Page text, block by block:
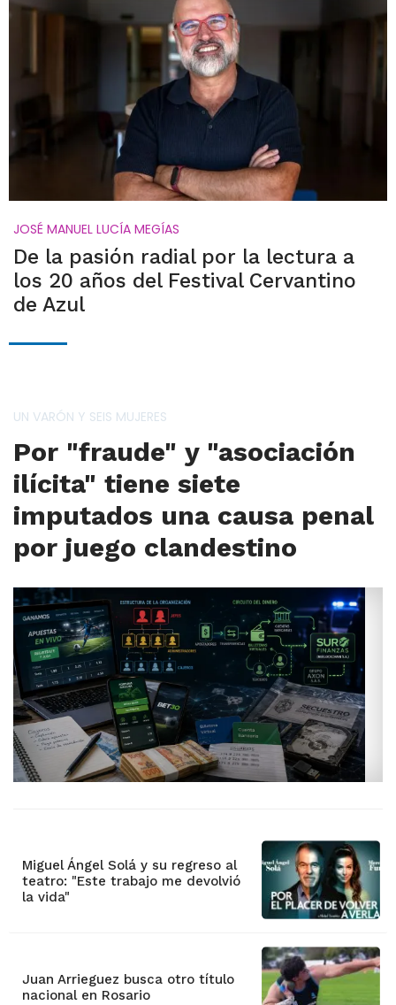
JOSÉ MANUEL LUCÍA MEGÍAS
De la pasión radial por la lectura a
los 20 años del Festival Cervantino
de Azul
UN VARÓN Y SEIS MUJERES
Por "fraude" y "asociación
ilícita" tiene siete
imputados una causa penal
por juego clandestino
Miguel Ángel Solá y su regreso al
teatro: "Este trabajo me devolvió
la vida"
Juan Arrieguez busca otro título
nacional en Rosario